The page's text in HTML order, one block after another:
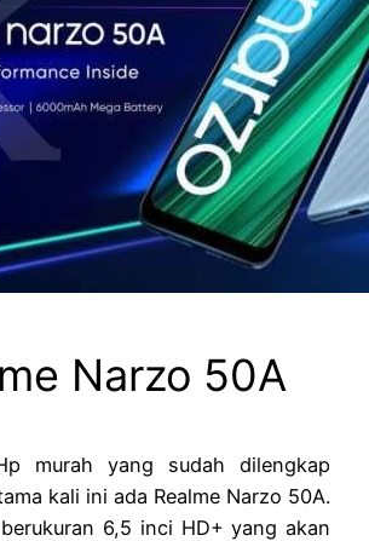
Narzo 50A
murah yang sudah dilengkap
kali ini ada Realme Narzo 50A.
6,5 inci HD+ yang akan